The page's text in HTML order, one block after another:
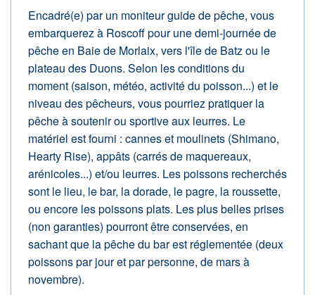
Encadré(e) par un moniteur guide de pêche, vous
embarquerez à Roscoff pour une demi-journée de
pêche en Baie de Morlaix, vers l'île de Batz ou le
plateau des Duons. Selon les conditions du
moment (saison, météo, activité du poisson...) et le
niveau des pêcheurs, vous pourriez pratiquer la
pêche à soutenir ou sportive aux leurres. Le
matériel est fourni : cannes et moulinets (Shimano,
Hearty Rise), appâts (carrés de maquereaux,
arénicoles...) et/ou leurres. Les poissons recherchés
sont le lieu, le bar, la dorade, le pagre, la roussette,
ou encore les poissons plats. Les plus belles prises
(non garanties) pourront être conservées, en
sachant que la pêche du bar est réglementée (deux
poissons par jour et par personne, de mars à
novembre).